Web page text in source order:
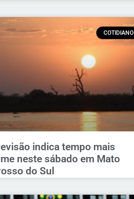
COTIDIANO
indica tempo mais
neste sábado em Mato
do Sul